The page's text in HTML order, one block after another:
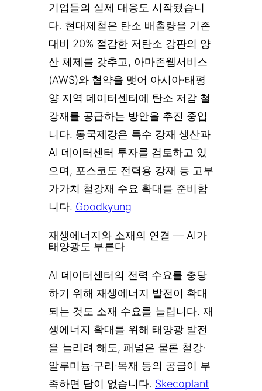
기업들의 실제 대응도 시작됐습니
다. 현대제철은 탄소 배출량을 기존
대비 20% 절감한 저탄소 강판의 양
산 체제를 갖추고, 아마존웹서비스
(AWS)와 협약을 맺어 아시아·태평
양 지역 데이터센터에 탄소 저감 철
강재를 공급하는 방안을 추진 중입
니다. 동국제강은 특수 강재 생산과
AI 데이터센터 투자를 검토하고 있
으며, 포스코도 전력용 강재 등 고부
가가치 철강재 수요 확대를 준비합
니다. Goodkyung
재생에너지와 소재의 연결 — AI가
태양광도 부른다
AI 데이터센터의 전력 수요를 충당
하기 위해 재생에너지 발전이 확대
되는 것도 소재 수요를 늘립니다. 재
생에너지 확대를 위해 태양광 발전
을 늘리려 해도, 패널은 물론 철강·
알루미늄·구리·목재 등의 공급이 부
족하면 답이 없습니다. Skecoplant